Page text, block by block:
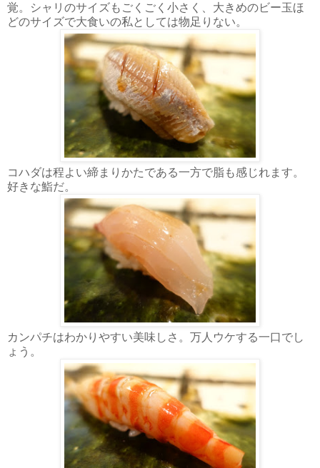
覚。シャリのサイズもごくごく小さく、大きめのビー玉ほ
どのサイズで大食いの私としては物足りない。
コハダは程よい締まりかたである一方で脂も感じれます。
好きな鮨だ。
カンパチはわかりやすい美味しさ。万人ウケする一口でし
ょう。